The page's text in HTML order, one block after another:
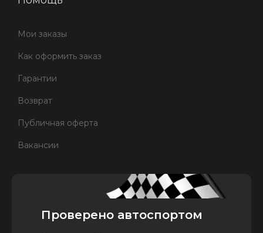
Мои заказы
Как оформить заказ
Гарантии
Возврат
Публичная оферта
Вакансии
Проверено автоспортом